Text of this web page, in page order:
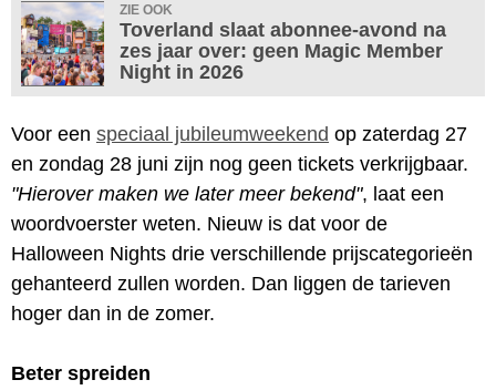
ZIE OOK
Toverland slaat abonnee-avond na
zes jaar over: geen Magic Member
Night in 2026
Voor een speciaal jubileumweekend op zaterdag 27
en zondag 28 juni zijn nog geen tickets verkrijgbaar.
"Hierover maken we later meer bekend", laat een
woordvoerster weten. Nieuw is dat voor de
Halloween Nights drie verschillende prijscategorieën
gehanteerd zullen worden. Dan liggen de tarieven
hoger dan in de zomer.
Beter spreiden